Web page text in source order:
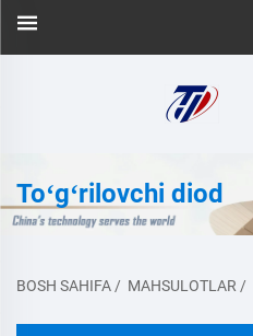
Toʻgʻrilovchi diod
BOSH SAHIFA / MAHSULOTLAR /